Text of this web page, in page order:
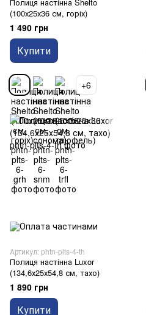
(100х25х36 см, горіх)
1 490 грн
Купити
+6
Артикул: phtn-plts-4-th
Полиця настінна Luxor
(134,6х25х54,8 см, тахо)
1 890 грн
Купити